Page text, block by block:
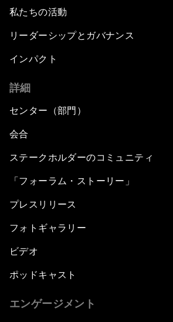
私たちの活動
リーダーシップとガバナンス
インパクト
詳細
センター（部門）
会合
ステークホルダーのコミュニティ
「フォーラム・ストーリー」
プレスリリース
フォトギャラリー
ビデオ
ポッドキャスト
エンゲージメント